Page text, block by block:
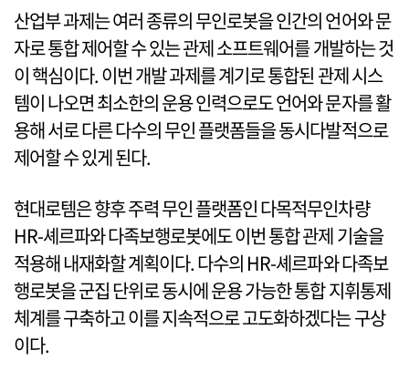
산업부 과제는 여러 종류의 무인로봇을 인간의 언어와 문
자로 통합 제어할 수 있는 관제 소프트웨어를 개발하는 것
이 핵심이다. 이번 개발 과제를 계기로 통합된 관제 시스
템이 나오면 최소한의 운용 인력으로도 언어와 문자를 활
용해 서로 다른 다수의 무인 플랫폼들을 동시다발적으로
제어할 수 있게 된다.
현대로템은 향후 주력 무인 플랫폼인 다목적무인차량
HR-셰르파와 다족보행로봇에도 이번 통합 관제 기술을
적용해 내재화할 계획이다. 다수의 HR-셰르파와 다족보
행로봇을 군집 단위로 동시에 운용 가능한 통합 지휘통제
체계를 구축하고 이를 지속적으로 고도화하겠다는 구상
이다.